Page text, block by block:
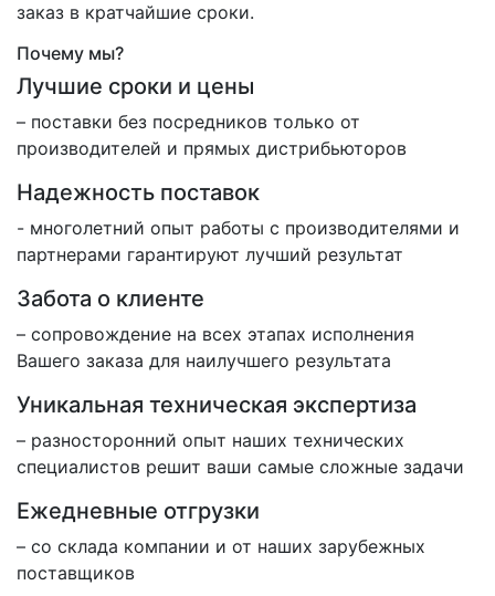
заказ в кратчайшие сроки.
Почему мы?
Лучшие сроки и цены
– поставки без посредников только от
производителей и прямых дистрибьюторов
Надежность поставок
- многолетний опыт работы с производителями и
партнерами гарантируют лучший результат
Забота о клиенте
– сопровождение на всех этапах исполнения
Вашего заказа для наилучшего результата
Уникальная техническая экспертиза
– разносторонний опыт наших технических
специалистов решит ваши самые сложные задачи
Ежедневные отгрузки
– со склада компании и от наших зарубежных
поставщиков